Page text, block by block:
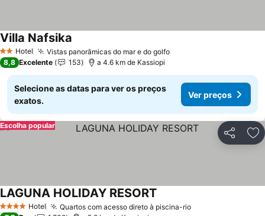
2 Estrelas
Hotel Vistas panorâmicas do mar e do golfo
Villa Nafsika
8,8 Excelente 153 a 4.6 km de Kassiopi
Selecione as datas para ver os preços
exatos.
Ver preços
Partilhar
Escolha popular
4 EstrelasHotel Quartos com acesso direto à piscina-rio
LAGUNA HOLIDAY RESORT